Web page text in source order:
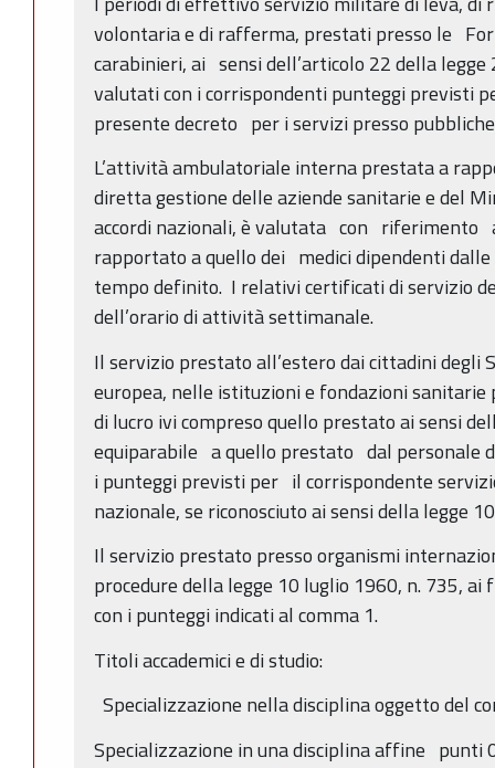
volontaria e di rafferma, prestati presso le
carabinieri, ai sensi dell’articolo 22 della
valutati con i corrispondenti punteggi previsti
presente decreto per i servizi presso
L’attività ambulatoriale interna prestata a
diretta gestione delle aziende sanitarie e del
accordi nazionali, è valutata con riferimento
rapportato a quello dei medici dipendenti
tempo definito. I relativi certificati di servizio
dell’orario di attività settimanale.
Il servizio prestato all’estero dai cittadini degli
europea, nelle istituzioni e fondazioni sanitarie
di lucro ivi compreso quello prestato ai sensi
equiparabile a quello prestato dal personale
i punteggi previsti per il corrispondente
nazionale, se riconosciuto ai sensi della legge
Il servizio prestato presso organismi
procedure della legge 10 luglio 1960, n. 735,
con i punteggi indicati al comma 1.
Titoli accademici e di studio:
Specializzazione nella disciplina oggetto del
Specializzazione in una disciplina affine punti